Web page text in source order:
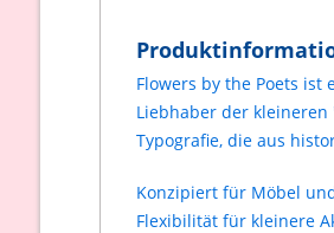
Flowers by the Poets ist
Liebhaber der kleineren
Typografie, die aus
Konzipiert für Möbel
Flexibilität für kleinere